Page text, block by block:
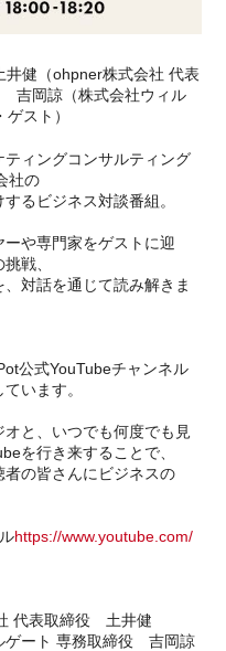
健（ohpner株式会社 代表
吉岡諒（株式会社ウィル
スト）
ィングコンサルティング
社の
るビジネス対談番組。
や専門家をゲストに迎
戦、
対話を通じて読み解きま
公式YouTubeチャンネル
います。
と、いつでも何度でも見
を行き来することで、
者の皆さんにビジネスの
https://www.youtube.com/
代表取締役 土井健
ト 専務取締役 吉岡諒